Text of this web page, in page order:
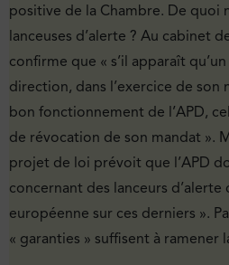
positive de la Chambre. De quoi
lanceuses d’alerte ? Au cabinet
confirme que « s’il apparaît
direction, dans l’exercice de son
bon fonctionnement de l’APD,
de révocation de son mandat ».
projet de loi prévoit que l’APD
concernant des lanceurs
européenne sur ces derniers ».
« garanties » suffisent à ramener